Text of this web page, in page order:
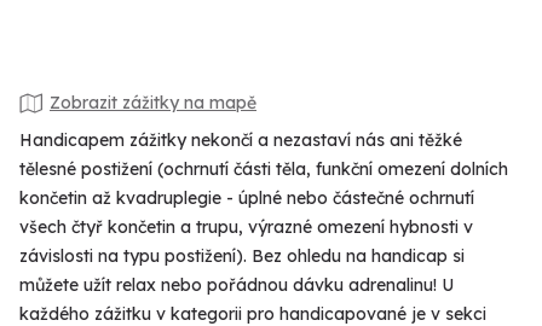
Zobrazit zážitky na mapě
Handicapem zážitky nekončí a nezastaví nás ani těžké
tělesné postižení (ochrnutí části těla, funkční omezení dolních
končetin až kvadruplegie - úplné nebo částečné ochrnutí
všech čtyř končetin a trupu, výrazné omezení hybnosti v
závislosti na typu postižení). Bez ohledu na handicap si
můžete užít relax nebo pořádnou dávku adrenalinu! U
každého zážitku v kategorii pro handicapované je v sekci